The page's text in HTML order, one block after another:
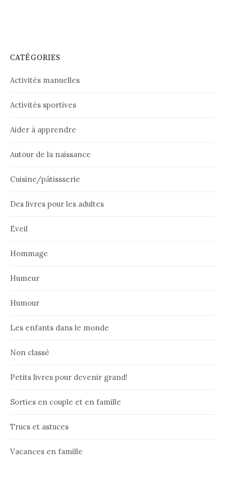
CATÉGORIES
Activités manuelles
Activités sportives
Aider à apprendre
Autour de la naissance
Cuisine/pâtissserie
Des livres pour les adultes
Eveil
Hommage
Humeur
Humour
Les enfants dans le monde
Non classé
Petits livres pour devenir grand!
Sorties en couple et en famille
Trucs et astuces
Vacances en famille